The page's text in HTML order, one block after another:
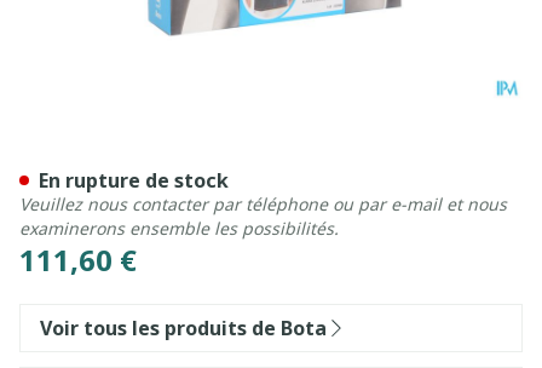
111,60 €
En rupture de stock
Veuillez nous contacter par téléphone ou par e-mail et nous
examinerons ensemble les possibilités.
Voir tous les produits de Bota